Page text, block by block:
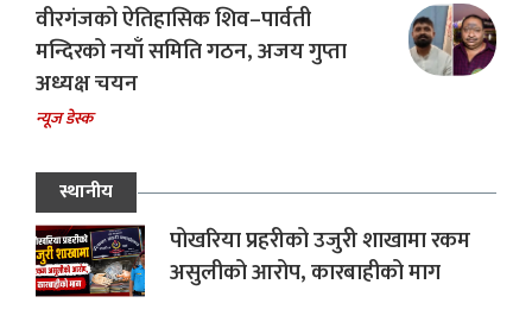
वीरगंजको ऐतिहासिक शिव–पार्वती
मन्दिरको नयाँ समिति गठन, अजय गुप्ता
अध्यक्ष चयन
न्यूज डेस्क
स्थानीय
पोखरिया प्रहरीको उजुरी शाखामा रकम
असुलीको आरोप, कारबाहीको माग